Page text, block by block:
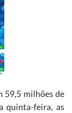
59,5 milhões de
quinta-feira, as